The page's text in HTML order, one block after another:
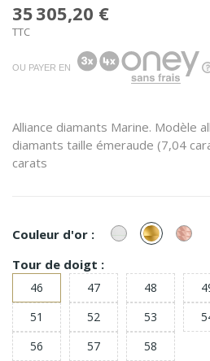
35 305,20 €
TTC
OU PAYER EN
Alliance diamants Marine. Modèle
diamants taille émeraude (7,04
carats
Couleur d'or : or
Blanc
or
Jaune
or
Rose
Tour de doigt :
46 47 48
51
52 53
56
57 58